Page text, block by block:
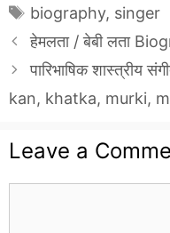
Tags
biography, singer
हेमलता / बेबी लता
पारिभाषिक शास्त्रीय
kan, khatka, murki,
Leave a